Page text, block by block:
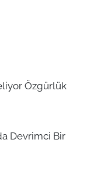
Özgürlük
Devrimci Bir